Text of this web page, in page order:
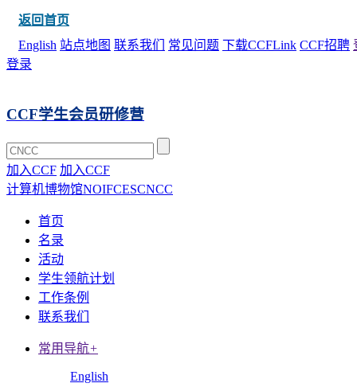
返回首页
English 站点地图 联系我们 常见问题 下载CCFLink CCF招聘
登录
CCF学生会员研修营
加入CCF 加入CCF
计算机博物馆NOIFCESCNCC
首页
名录
活动
学生领航计划
工作条例
联系我们
常用导航+
English